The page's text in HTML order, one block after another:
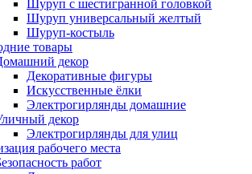
Шуруп с шестигранной головкой
Шуруп универсальный желтый
Шуруп-костыль
товары
декор
Декоративные фигуры
Искусственные ёлки
Электрогирлянды домашние
декор
Электрогирлянды для улиц
рабочего места
работ